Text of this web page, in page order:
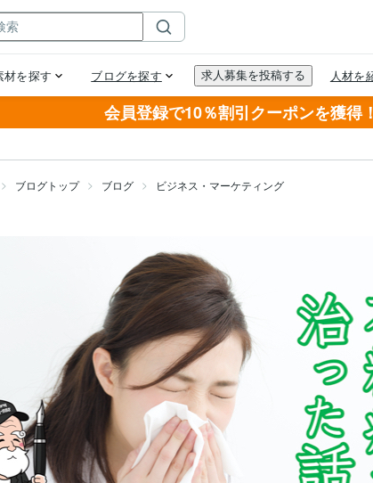
会員登録で10％割引クーポンを獲得！
ブログトップ ブログ ビジネス・マーケティング